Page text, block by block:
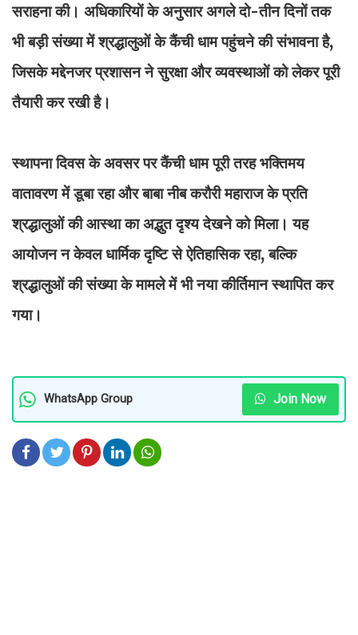
सराहना की। अधिकारियों के अनुसार अगले दो-तीन दिनों तक
भी बड़ी संख्या में श्रद्धालुओं के कैंची धाम पहुंचने की संभावना है,
जिसके मद्देनजर प्रशासन ने सुरक्षा और व्यवस्थाओं को लेकर पूरी
तैयारी कर रखी है।
स्थापना दिवस के अवसर पर कैंची धाम पूरी तरह भक्तिमय
वातावरण में डूबा रहा और बाबा नीब करौरी महाराज के प्रति
श्रद्धालुओं की आस्था का अद्भुत दृश्य देखने को मिला। यह
आयोजन न केवल धार्मिक दृष्टि से ऐतिहासिक रहा, बल्कि
श्रद्धालुओं की संख्या के मामले में भी नया कीर्तिमान स्थापित कर
गया।
WhatsApp Group Join Now